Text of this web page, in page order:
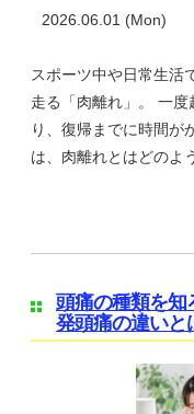
2026.06.01 (Mon)
スポーツ中や日常生活
走る「肉離れ」。 一
り、復帰までに時間が
は、肉離れとはどのよ
頭痛の種類を知
発頭痛の違いと